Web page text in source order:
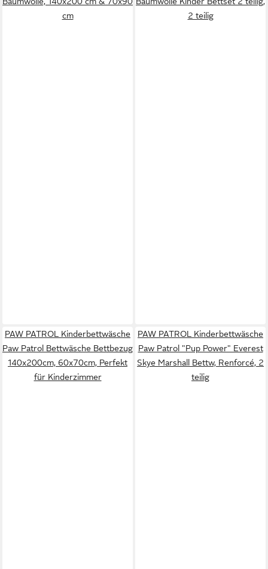
cm
2 teilig
PAW PATROL Kinderbettwäsche
Paw Patrol Bettwäsche Bettbezug
140x200cm, 60x70cm, Perfekt
für Kinderzimmer
PAW PATROL Kinderbettwäsche
Paw Patrol "Pup Power" Everest
Skye Marshall Bettw, Renforcé, 2
teilig